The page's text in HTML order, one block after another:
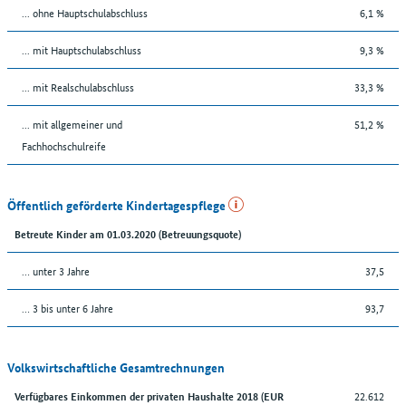
... ohne Hauptschulabschluss 6,1 %
... mit Hauptschulabschluss 9,3 %
... mit Realschulabschluss 33,3 %
... mit allgemeiner und
Fachhochschulreife
51,2 %
Öffentlich geförderte Kindertagespflege
Betreute Kinder am 01.03.2020 (Betreuungsquote)
… unter 3 Jahre 37,5
… 3 bis unter 6 Jahre 93,7
Volkswirtschaftliche Gesamtrechnungen
Verfügbares Einkommen der privaten Haushalte 2018 (EUR
22.612